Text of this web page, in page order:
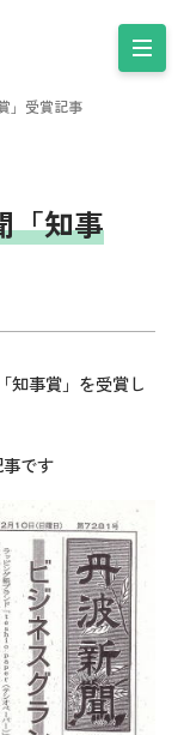
」受賞記事
「知事
知事賞」を受賞し
です